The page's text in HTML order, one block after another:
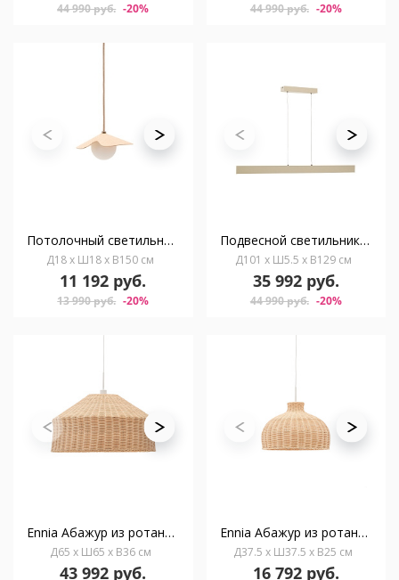
44 990 руб. -20% 44 990 руб. -20%
Потолочный светильник Wilara из дуба с шаром из белого матового стекла
Д18 x Ш18 x В150 см
11 192 руб.
13 990 руб. -20%
Подвесной светильник Boadella из алюминия с бежевой отделкой
Д101 x Ш5.5 x В129 см
35 992 руб.
44 990 руб. -20%
Ennia Абажур из ротанга в натуральной отделке Ø65 см
Д65 x Ш65 x В36 см
43 992 руб.
Ennia Абажур из ротанга со светлой отделкой Ø38 см
Д37.5 x Ш37.5 x В25 см
16 792 руб.